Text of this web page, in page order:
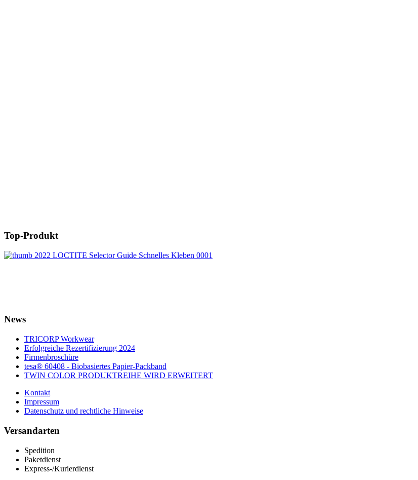
Top-Produkt
News
TRICORP Workwear
Erfolgreiche Rezertifizierung 2024
Firmenbroschüre
tesa® 60408 - Biobasiertes Papier-Packband
TWIN COLOR PRODUKTREIHE WIRD ERWEITERT
Kontakt
Impressum
Datenschutz und rechtliche Hinweise
Versandarten
Spedition
Paketdienst
Express-/Kurierdienst